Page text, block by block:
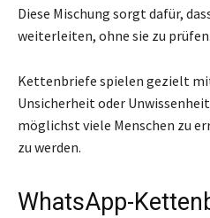
Diese Mischung sorgt dafür,
weiterleiten, ohne sie zu prüfen.
Kettenbriefe spielen gezielt
Unsicherheit oder
möglichst viele Menschen zu
zu werden.
WhatsApp-